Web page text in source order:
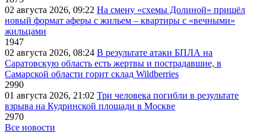
02 августа 2026, 09:22 На смену «схемы Долиной» пришёл
новый формат аферы с жильем – квартиры с «вечными»
жильцами
1947
02 августа 2026, 08:24 В результате атаки БПЛА на
Саратовскую область есть жертвы и пострадавшие, в
Самарской области горит склад Wildberries
2990
01 августа 2026, 21:02 Три человека погибли в результате
взрыва на Кудринской площади в Москве
2970
Все новости